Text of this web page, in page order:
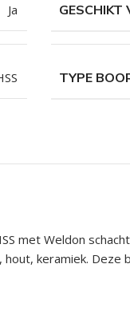
Ja GESCHIKT
TYPE
met Weldon
keramiek. Deze